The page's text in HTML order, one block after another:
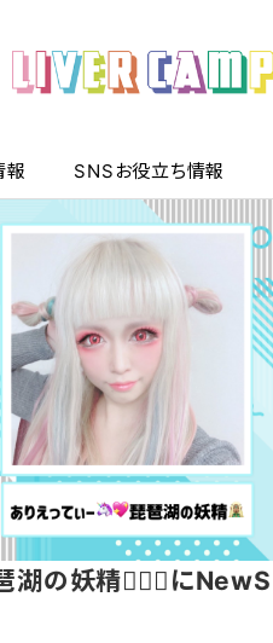
報 SNSお役立ち情報
湖の妖精🧝🏽‍♀️にNewS